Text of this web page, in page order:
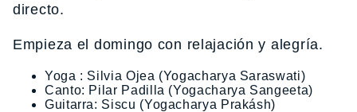
directo.
Empieza el domingo con relajación y alegría.
Yoga : Silvia Ojea (Yogacharya Saraswati)
Canto: Pilar Padilla (Yogacharya Sangeeta)
Guitarra: Siscu (Yogacharya Prakásh)